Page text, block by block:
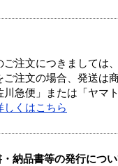
注文につきましては
注文の場合、発送は
急便」または「ヤマ
しくはこちら
納品書等の発行につ